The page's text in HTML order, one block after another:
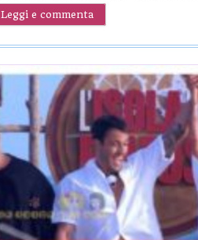
Leggi e commenta